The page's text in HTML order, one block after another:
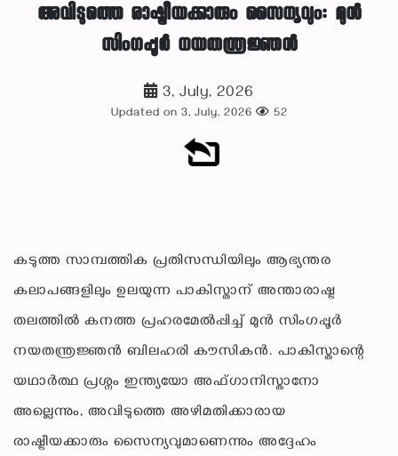
അവിടുത്തെ രാഷ്ട്രീയക്കാരും സൈന്യവും: മുൻ
സിംഗപ്പൂർ നയതന്ത്രജ്ഞൻ
3, July, 2026
Updated on 3, July, 2026 52
കടുത്ത സാമ്പത്തിക പ്രതിസന്ധിയിലും ആഭ്യന്തര
കലാപങ്ങളിലും ഉലയുന്ന പാകിസ്താന് അന്താരാഷ്ട്ര
തലത്തിൽ കനത്ത പ്രഹരമേൽപ്പിച്ച് മുൻ സിംഗപ്പൂർ
നയതന്ത്രജ്ഞൻ ബിലഹരി കൗസികൻ. പാകിസ്താന്റെ
യഥാർത്ഥ പ്രശ്നം ഇന്ത്യയോ അഫ്ഗാനിസ്താനോ
അല്ലെന്നും, അവിടുത്തെ അഴിമതിക്കാരായ
രാഷ്ട്രീയക്കാരും സൈന്യവുമാണെന്നും അദ്ദേഹം